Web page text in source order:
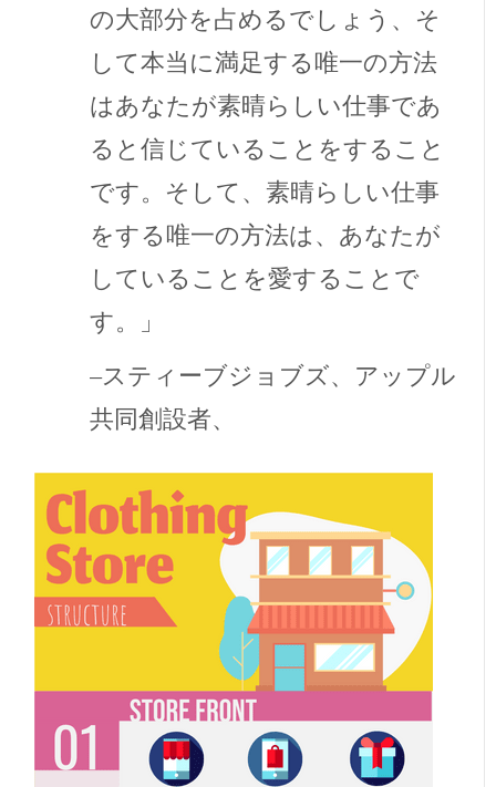
の大部分を占めるでしょう、そ
して本当に満足する唯一の方法
はあなたが素晴らしい仕事であ
ると信じていることをすること
です。そして、素晴らしい仕事
をする唯一の方法は、あなたが
していることを愛することで
す。」
–スティーブジョブズ、アップル
共同創設者、